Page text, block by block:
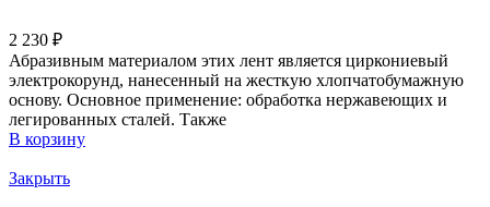
2 230 ₽
Абразивным материалом этих лент является циркониевый
электрокорунд, нанесенный на жесткую хлопчатобумажную
основу. Основное применение: обработка нержавеющих и
легированных сталей. Также
В корзину
Закрыть